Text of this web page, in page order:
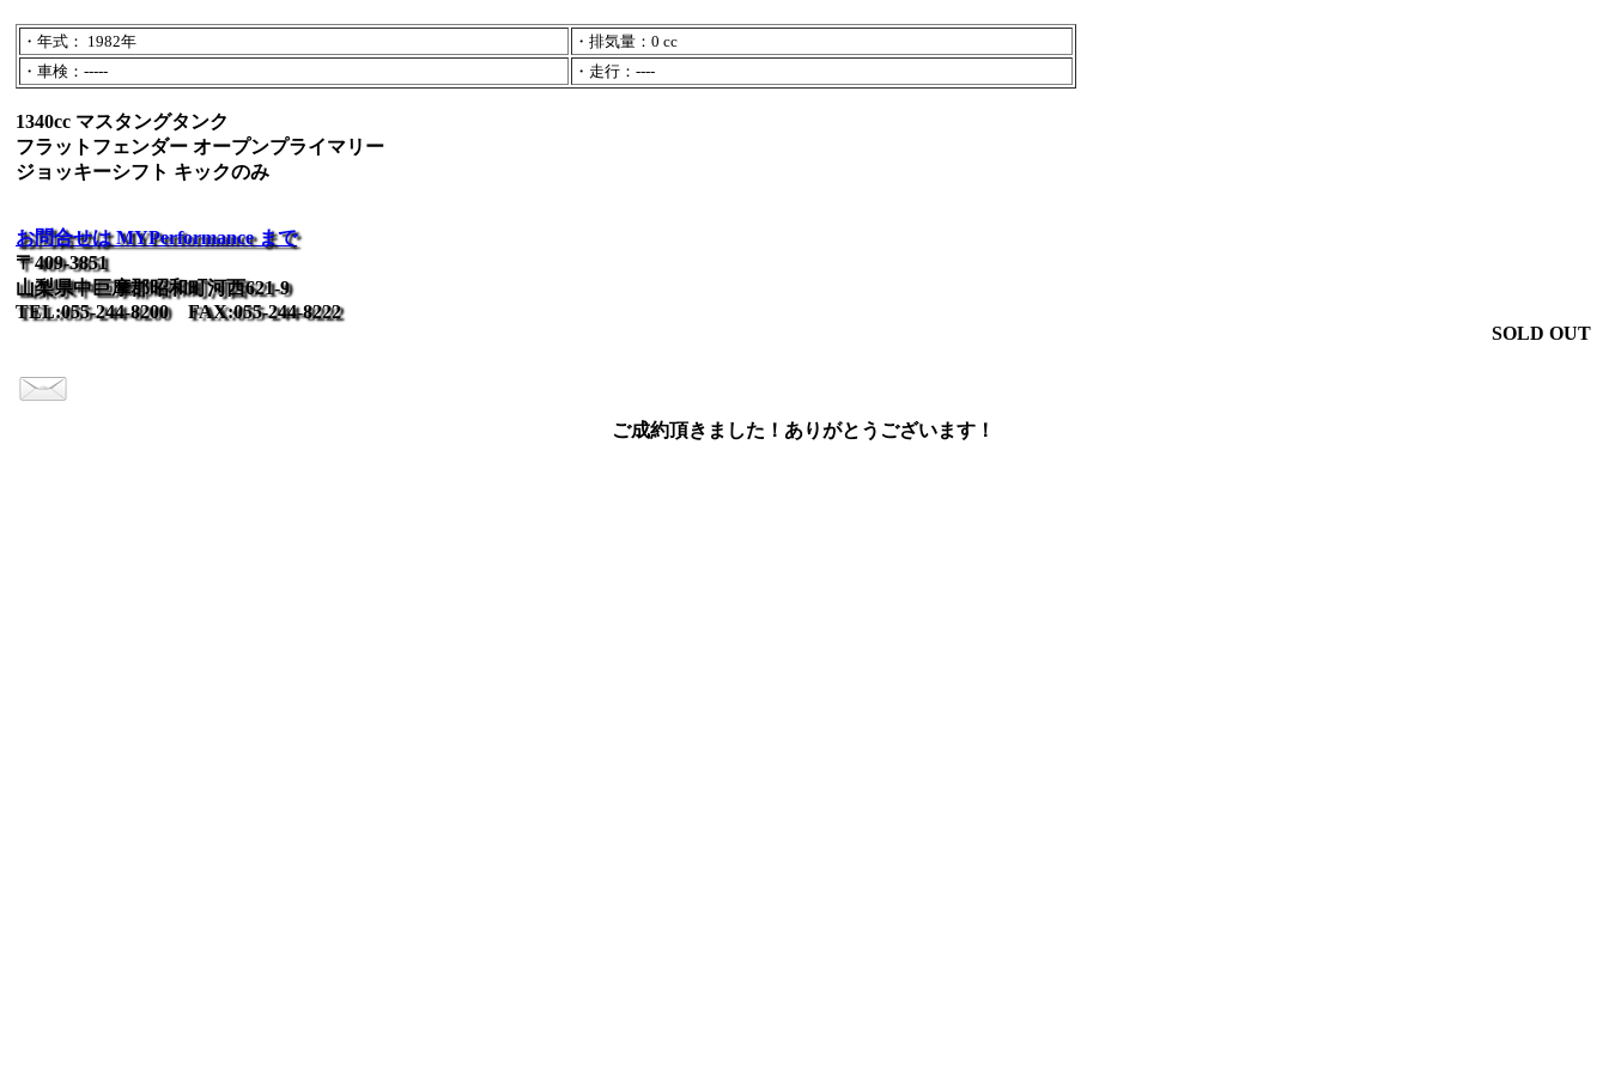
・年式： 1982年
・排気量：0 cc
・車検：-----
・走行：----
1340cc マスタングタンク
フラットフェンダー オープンプライマリー
ジョッキーシフト キックのみ
お問合せは MYPerformance まで
〒409-3851
山梨県中巨摩郡昭和町河西621-9
TEL:055-244-8200 FAX:055-244-8222
SOLD OUT
ご成約頂きました！ありがとうございます！